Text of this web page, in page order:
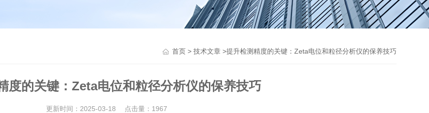
首页> 技术文章>提升检测精度的关键：Zeta电位和粒径分析仪的保养技巧
度的关键：Zeta电位和粒径分析仪的保养技巧
更新时间：2025-03-18 点击量： 1967